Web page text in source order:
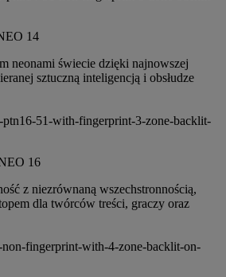
14
neonami świecie dzięki najnowszej
sztuczną inteligencją i obsłudze
16
z niezrównaną wszechstronnością,
dla twórców treści, graczy oraz